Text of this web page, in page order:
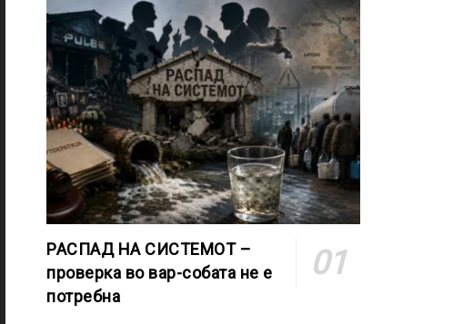
РАСПАД НА СИСТЕМОТ –
проверка во вар-собата не е
потребна